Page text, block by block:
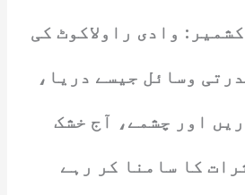
وادی راولاکوٹ کی
وسائل جیسے دریا،
اور چشمے، آج خشک
کا سامنا کر رہے